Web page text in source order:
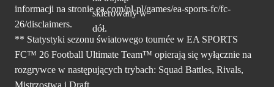
informacji na stronie ea.com/pl-pl/games/ea-sports-fc/fc-
26/disclaimers.
** Statystyki sezonu światowego tournée w EA SPORTS
FC™ 26 Football Ultimate Team™ opierają się wyłącznie na
rozgrywce w następujących trybach: Squad Battles, Rivals,